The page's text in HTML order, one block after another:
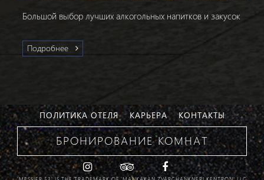
Большой выбор лучших алкогольных напитков и закусок
Подробнее
Hotel management software
ПОЛИТИКА ОТЕЛЯ КАРЬЕРА КОНТАКТЫ
БРОНИРОВАНИЕ КОМНАТ